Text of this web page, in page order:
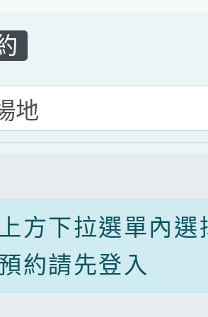
面內容會更新
方下拉選單內選
約請先登入